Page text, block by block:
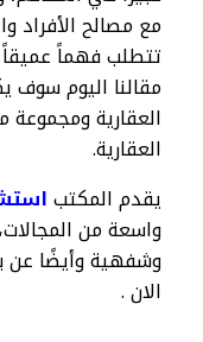
مع مصالح الأفراد
تتطلب فهماً عميقاً
مقالنا اليوم سوف
العقارية ومجموعة
العقارية.
يقدم المكتب
واسعة من
وشفهية وأيضًا عن
الان .